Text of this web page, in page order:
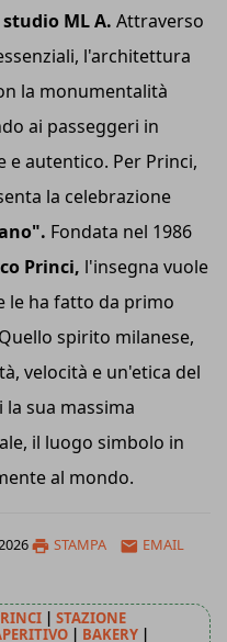
studio ML A. Attraverso
l'architettura
la monumentalità
ai passeggeri in
autentico. Per Princi,
la celebrazione
Fondata nel 1986
Princi, l'insegna vuole
le ha fatto da primo
spirito milanese,
velocità e un'etica del
sua massima
il luogo simbolo in
al mondo.
STAMPA
EMAIL
STAZIONE
BAKERY